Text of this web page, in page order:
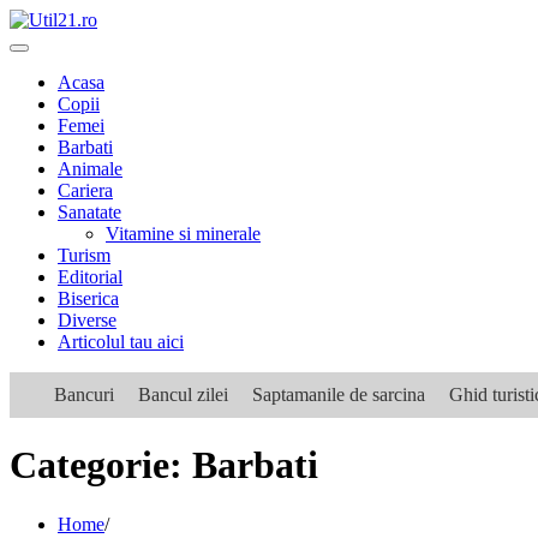
Skip
to
Acasa
Copii
Femei
Barbati
Animale
Cariera
Sanatate
Vitamine si minerale
Turism
Editorial
Biserica
Diverse
Articolul tau aici
Bancuri Bancul zilei Saptamanile de sarcina Ghid
Categorie: Barbati
Home